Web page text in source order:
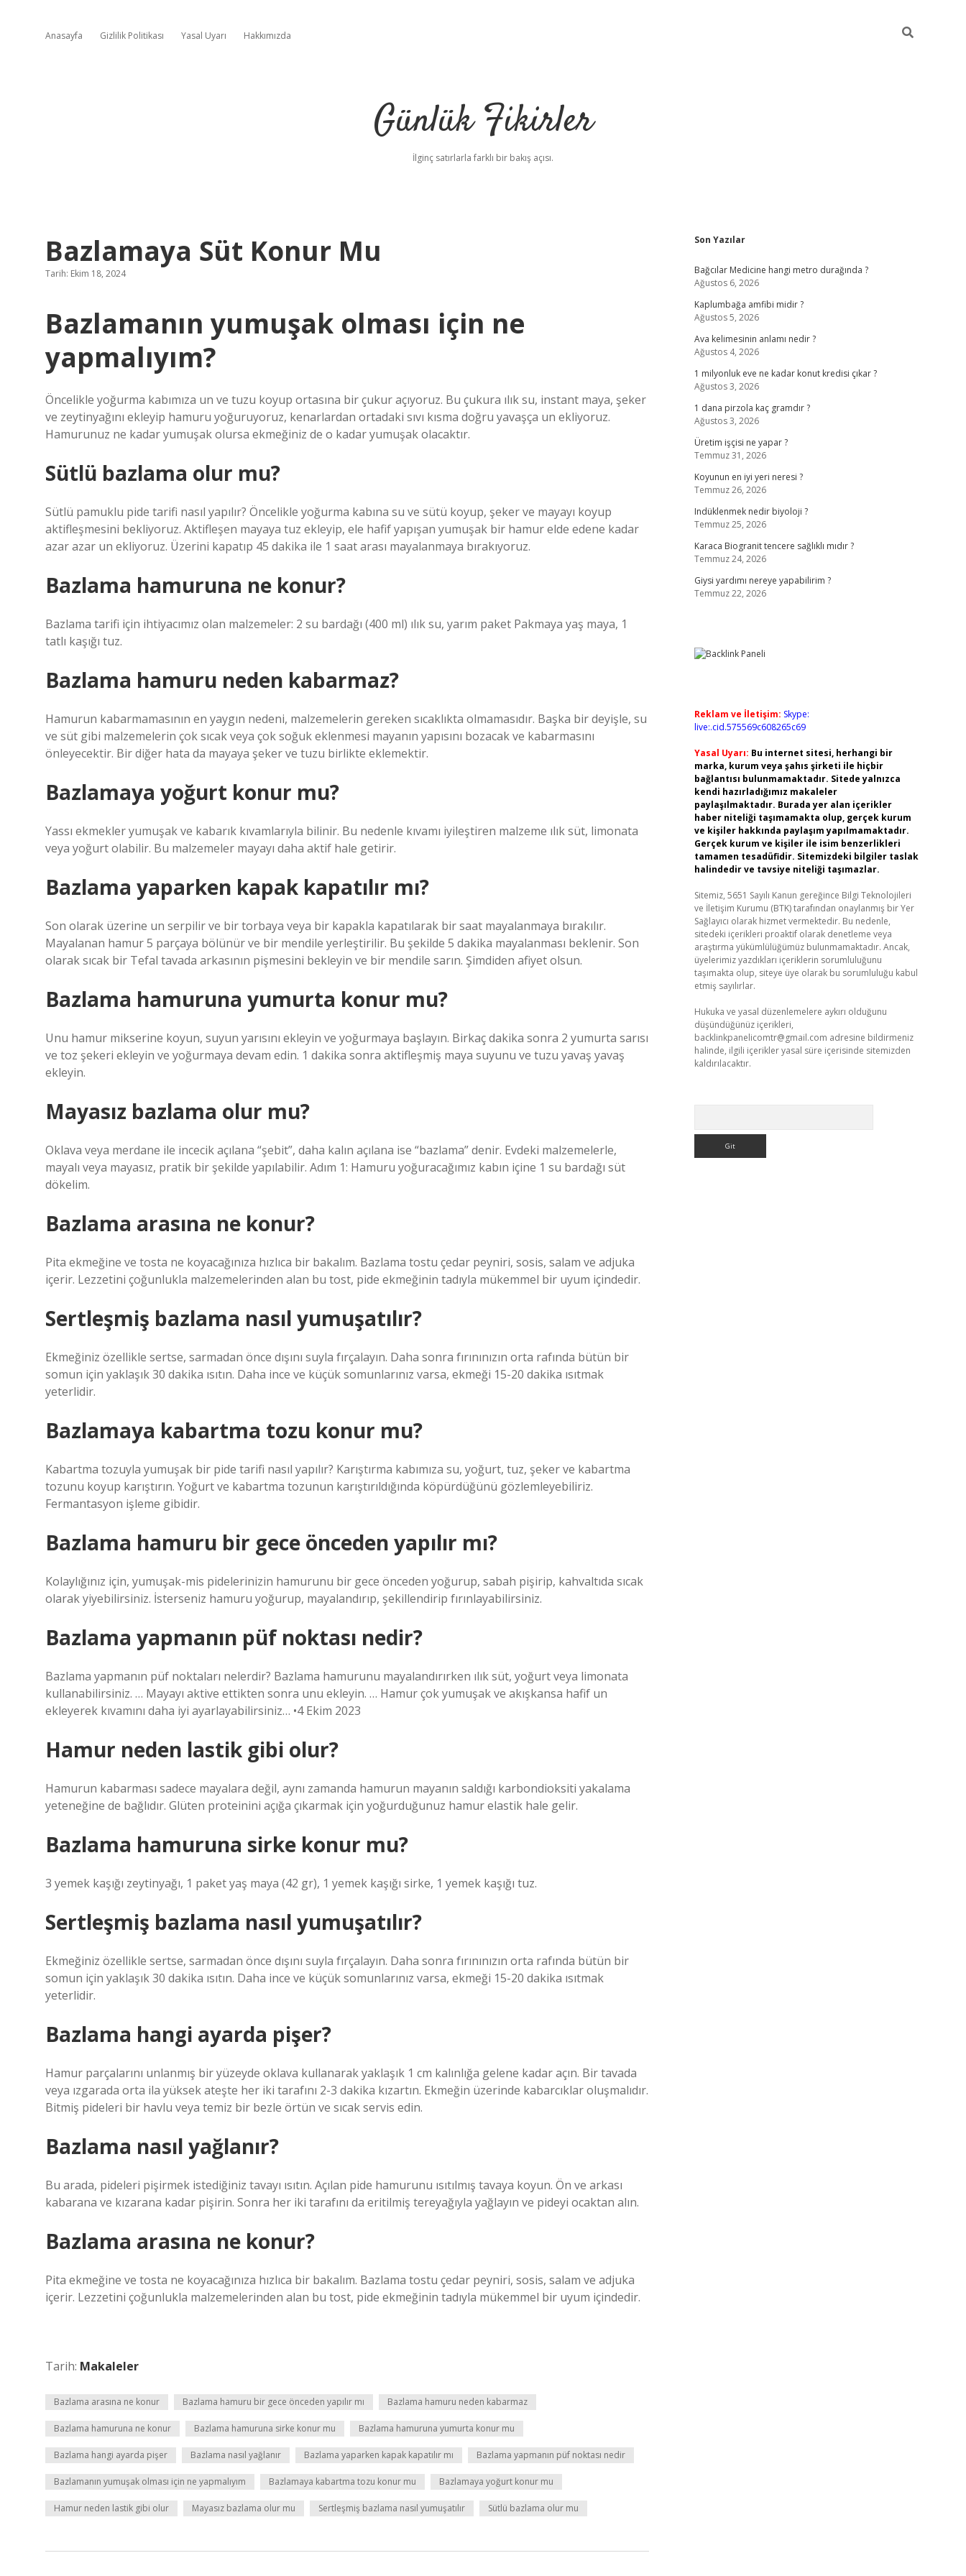
Anasayfa Gizlilik Politikası Yasal Uyarı Hakkımızda
Günlük Fikirler
İlginç satırlarla farklı bir bakış açısı.
Bazlamaya Süt Konur Mu
Tarih: Ekim 18, 2024
Bazlamanın yumuşak olması için ne
yapmalıyım?
Öncelikle yoğurma kabımıza un ve tuzu koyup ortasına bir çukur açıyoruz. Bu çukura ılık su, instant maya, şeker
ve zeytinyağını ekleyip hamuru yoğuruyoruz, kenarlardan ortadaki sıvı kısma doğru yavaşça un ekliyoruz.
Hamurunuz ne kadar yumuşak olursa ekmeğiniz de o kadar yumuşak olacaktır.
Sütlü bazlama olur mu?
Sütlü pamuklu pide tarifi nasıl yapılır? Öncelikle yoğurma kabına su ve sütü koyup, şeker ve mayayı koyup
aktifleşmesini bekliyoruz. Aktifleşen mayaya tuz ekleyip, ele hafif yapışan yumuşak bir hamur elde edene kadar
azar azar un ekliyoruz. Üzerini kapatıp 45 dakika ile 1 saat arası mayalanmaya bırakıyoruz.
Bazlama hamuruna ne konur?
Bazlama tarifi için ihtiyacımız olan malzemeler: 2 su bardağı (400 ml) ılık su, yarım paket Pakmaya yaş maya, 1
tatlı kaşığı tuz.
Bazlama hamuru neden kabarmaz?
Hamurun kabarmamasının en yaygın nedeni, malzemelerin gereken sıcaklıkta olmamasıdır. Başka bir deyişle, su
ve süt gibi malzemelerin çok sıcak veya çok soğuk eklenmesi mayanın yapısını bozacak ve kabarmasını
önleyecektir. Bir diğer hata da mayaya şeker ve tuzu birlikte eklemektir.
Bazlamaya yoğurt konur mu?
Yassı ekmekler yumuşak ve kabarık kıvamlarıyla bilinir. Bu nedenle kıvamı iyileştiren malzeme ılık süt, limonata
veya yoğurt olabilir. Bu malzemeler mayayı daha aktif hale getirir.
Bazlama yaparken kapak kapatılır mı?
Son olarak üzerine un serpilir ve bir torbaya veya bir kapakla kapatılarak bir saat mayalanmaya bırakılır.
Mayalanan hamur 5 parçaya bölünür ve bir mendile yerleştirilir. Bu şekilde 5 dakika mayalanması beklenir. Son
olarak sıcak bir Tefal tavada arkasının pişmesini bekleyin ve bir mendile sarın. Şimdiden afiyet olsun.
Bazlama hamuruna yumurta konur mu?
Unu hamur mikserine koyun, suyun yarısını ekleyin ve yoğurmaya başlayın. Birkaç dakika sonra 2 yumurta sarısı
ve toz şekeri ekleyin ve yoğurmaya devam edin. 1 dakika sonra aktifleşmiş maya suyunu ve tuzu yavaş yavaş
ekleyin.
Mayasız bazlama olur mu?
Oklava veya merdane ile incecik açılana “şebit”, daha kalın açılana ise “bazlama” denir. Evdeki malzemelerle,
mayalı veya mayasız, pratik bir şekilde yapılabilir. Adım 1: Hamuru yoğuracağımız kabın içine 1 su bardağı süt
dökelim.
Bazlama arasına ne konur?
Pita ekmeğine ve tosta ne koyacağınıza hızlıca bir bakalım. Bazlama tostu çedar peyniri, sosis, salam ve adjuka
içerir. Lezzetini çoğunlukla malzemelerinden alan bu tost, pide ekmeğinin tadıyla mükemmel bir uyum içindedir.
Sertleşmiş bazlama nasıl yumuşatılır?
Ekmeğiniz özellikle sertse, sarmadan önce dışını suyla fırçalayın. Daha sonra fırınınızın orta rafında bütün bir
somun için yaklaşık 30 dakika ısıtın. Daha ince ve küçük somunlarınız varsa, ekmeği 15-20 dakika ısıtmak
yeterlidir.
Bazlamaya kabartma tozu konur mu?
Kabartma tozuyla yumuşak bir pide tarifi nasıl yapılır? Karıştırma kabımıza su, yoğurt, tuz, şeker ve kabartma
tozunu koyup karıştırın. Yoğurt ve kabartma tozunun karıştırıldığında köpürdüğünü gözlemleyebiliriz.
Fermantasyon işleme gibidir.
Bazlama hamuru bir gece önceden yapılır mı?
Kolaylığınız için, yumuşak-mis pidelerinizin hamurunu bir gece önceden yoğurup, sabah pişirip, kahvaltıda sıcak
olarak yiyebilirsiniz. İsterseniz hamuru yoğurup, mayalandırıp, şekillendirip fırınlayabilirsiniz.
Bazlama yapmanın püf noktası nedir?
Bazlama yapmanın püf noktaları nelerdir? Bazlama hamurunu mayalandırırken ılık süt, yoğurt veya limonata
kullanabilirsiniz. … Mayayı aktive ettikten sonra unu ekleyin. … Hamur çok yumuşak ve akışkansa hafif un
ekleyerek kıvamını daha iyi ayarlayabilirsiniz… •4 Ekim 2023
Hamur neden lastik gibi olur?
Hamurun kabarması sadece mayalara değil, aynı zamanda hamurun mayanın saldığı karbondioksiti yakalama
yeteneğine de bağlıdır. Glüten proteinini açığa çıkarmak için yoğurduğunuz hamur elastik hale gelir.
Bazlama hamuruna sirke konur mu?
3 yemek kaşığı zeytinyağı, 1 paket yaş maya (42 gr), 1 yemek kaşığı sirke, 1 yemek kaşığı tuz.
Sertleşmiş bazlama nasıl yumuşatılır?
Ekmeğiniz özellikle sertse, sarmadan önce dışını suyla fırçalayın. Daha sonra fırınınızın orta rafında bütün bir
somun için yaklaşık 30 dakika ısıtın. Daha ince ve küçük somunlarınız varsa, ekmeği 15-20 dakika ısıtmak
yeterlidir.
Bazlama hangi ayarda pişer?
Hamur parçalarını unlanmış bir yüzeyde oklava kullanarak yaklaşık 1 cm kalınlığa gelene kadar açın. Bir tavada
veya ızgarada orta ila yüksek ateşte her iki tarafını 2-3 dakika kızartın. Ekmeğin üzerinde kabarcıklar oluşmalıdır.
Bitmiş pideleri bir havlu veya temiz bir bezle örtün ve sıcak servis edin.
Bazlama nasıl yağlanır?
Bu arada, pideleri pişirmek istediğiniz tavayı ısıtın. Açılan pide hamurunu ısıtılmış tavaya koyun. Ön ve arkası
kabarana ve kızarana kadar pişirin. Sonra her iki tarafını da eritilmiş tereyağıyla yağlayın ve pideyi ocaktan alın.
Bazlama arasına ne konur?
Pita ekmeğine ve tosta ne koyacağınıza hızlıca bir bakalım. Bazlama tostu çedar peyniri, sosis, salam ve adjuka
içerir. Lezzetini çoğunlukla malzemelerinden alan bu tost, pide ekmeğinin tadıyla mükemmel bir uyum içindedir.
Tarih: Makaleler
Bazlama arasına ne konur Bazlama hamuru bir gece önceden yapılır mı Bazlama hamuru neden kabarmaz
Bazlama hamuruna ne konur Bazlama hamuruna sirke konur mu Bazlama hamuruna yumurta konur mu
Bazlama hangi ayarda pişer Bazlama nasıl yağlanır Bazlama yaparken kapak kapatılır mı Bazlama yapmanın püf noktası nedir
Bazlamanın yumuşak olması için ne yapmalıyım Bazlamaya kabartma tozu konur mu Bazlamaya yoğurt konur mu
Hamur neden lastik gibi olur Mayasız bazlama olur mu Sertleşmiş bazlama nasıl yumuşatılır Sütlü bazlama olur mu
Sidebar
Son Yazılar
Bağcılar Medicine hangi metro durağında ?
Ağustos 6, 2026
Kaplumbağa amfibi midir ?
Ağustos 5, 2026
Ava kelimesinin anlamı nedir ?
Ağustos 4, 2026
1 milyonluk eve ne kadar konut kredisi çıkar ?
Ağustos 3, 2026
1 dana pirzola kaç gramdır ?
Ağustos 3, 2026
Üretim işçisi ne yapar ?
Temmuz 31, 2026
Koyunun en iyi yeri neresi ?
Temmuz 26, 2026
Indüklenmek nedir biyoloji ?
Temmuz 25, 2026
Karaca Biogranit tencere sağlıklı mıdır ?
Temmuz 24, 2026
Giysi yardımı nereye yapabilirim ?
Temmuz 22, 2026
Reklam ve İletişim: Skype:
live:.cid.575569c608265c69
Yasal Uyarı: Bu internet sitesi, herhangi bir
marka, kurum veya şahıs şirketi ile hiçbir
bağlantısı bulunmamaktadır. Sitede yalnızca
kendi hazırladığımız makaleler
paylaşılmaktadır. Burada yer alan içerikler
haber niteliği taşımamakta olup, gerçek kurum
ve kişiler hakkında paylaşım yapılmamaktadır.
Gerçek kurum ve kişiler ile isim benzerlikleri
tamamen tesadüfidir. Sitemizdeki bilgiler taslak
halindedir ve tavsiye niteliği taşımazlar.
Sitemiz, 5651 Sayılı Kanun gereğince Bilgi Teknolojileri
ve İletişim Kurumu (BTK) tarafından onaylanmış bir Yer
Sağlayıcı olarak hizmet vermektedir. Bu nedenle,
sitedeki içerikleri proaktif olarak denetleme veya
araştırma yükümlülüğümüz bulunmamaktadır. Ancak,
üyelerimiz yazdıkları içeriklerin sorumluluğunu
taşımakta olup, siteye üye olarak bu sorumluluğu kabul
etmiş sayılırlar.
Hukuka ve yasal düzenlemelere aykırı olduğunu
düşündüğünüz içerikleri,
backlinkpanelicomtr@gmail.com adresine bildirmeniz
halinde, ilgili içerikler yasal süre içerisinde sitemizden
kaldırılacaktır.